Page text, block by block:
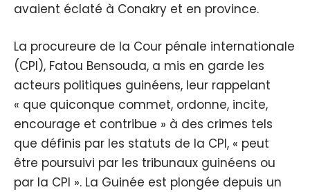
avaient éclaté à Conakry et en province.
La procureure de la Cour pénale internationale
(CPI), Fatou Bensouda, a mis en garde les
acteurs politiques guinéens, leur rappelant
« que quiconque commet, ordonne, incite,
encourage et contribue » à des crimes tels
que définis par les statuts de la CPI, « peut
être poursuivi par les tribunaux guinéens ou
par la CPI ». La Guinée est plongée depuis un